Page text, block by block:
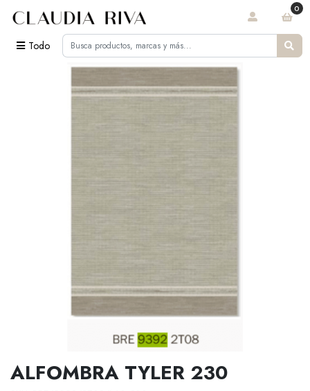
Todo
0
ALFOMBRA TYLER 230